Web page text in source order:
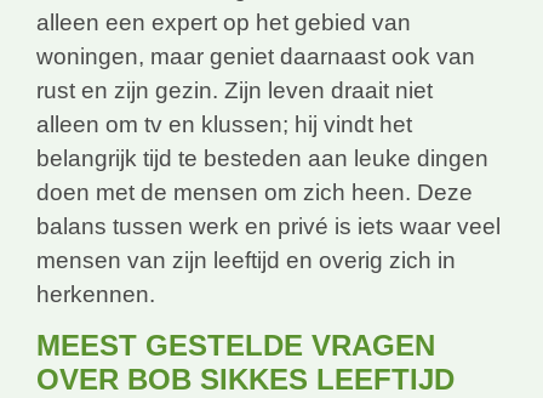
alleen een expert op het gebied van
woningen, maar geniet daarnaast ook van
rust en zijn gezin. Zijn leven draait niet
alleen om tv en klussen; hij vindt het
belangrijk tijd te besteden aan leuke dingen
doen met de mensen om zich heen. Deze
balans tussen werk en privé is iets waar veel
mensen van zijn leeftijd en overig zich in
herkennen.
MEEST GESTELDE VRAGEN
OVER BOB SIKKES LEEFTIJD